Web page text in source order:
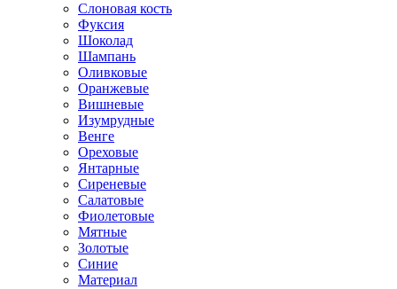
Слоновая кость
Фуксия
Шоколад
Шампань
Оливковые
Оранжевые
Вишневые
Изумрудные
Венге
Ореховые
Янтарные
Сиреневые
Салатовые
Фиолетовые
Мятные
Золотые
Синие
Материал